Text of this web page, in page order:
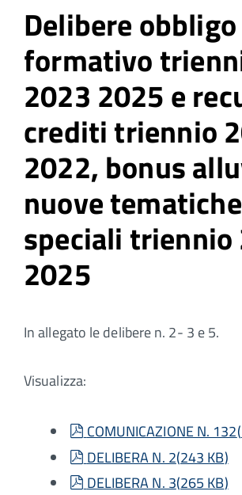
Delibere obbligo
formativo
2023 2025 e
crediti triennio
2022, bonus
nuove tematiche
speciali triennio
2025
In allegato le delibere n. 2- 3 e 5.
Visualizza:
pdf
COMUNICAZIONE N. 132(
pdf
DELIBERA N. 2(243 KB)
pdf
DELIBERA N. 3(265 KB)